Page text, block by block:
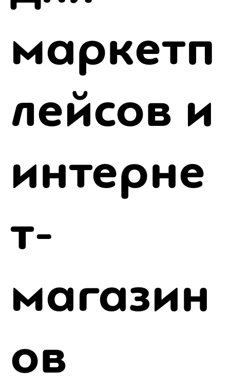
маркетп
лейсов и
интерне
т-
магазин
ов